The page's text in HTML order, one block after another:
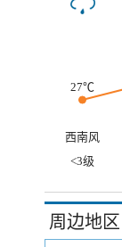
27℃
西南风
<3级
周边地区